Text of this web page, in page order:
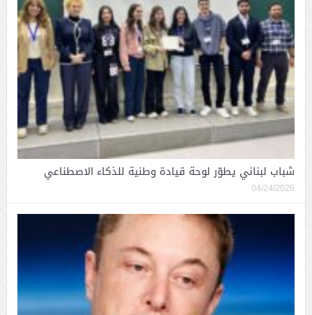
شباب لبناني يطوّر لوحة قيادة وطنية للذكاء الاصطناعي
04/24/2026